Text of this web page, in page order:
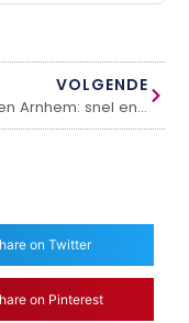
VOLGENDE
Elektricien Arnhem: snel en betrouwbaar bij noodgevallen
on Twitter
on Pinterest